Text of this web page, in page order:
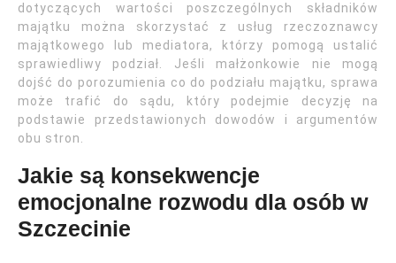
dotyczących wartości poszczególnych składników
majątku można skorzystać z usług rzeczoznawcy
majątkowego lub mediatora, którzy pomogą ustalić
sprawiedliwy podział. Jeśli małżonkowie nie mogą
dojść do porozumienia co do podziału majątku, sprawa
może trafić do sądu, który podejmie decyzję na
podstawie przedstawionych dowodów i argumentów
obu stron.
Jakie są konsekwencje
emocjonalne rozwodu dla osób w
Szczecinie